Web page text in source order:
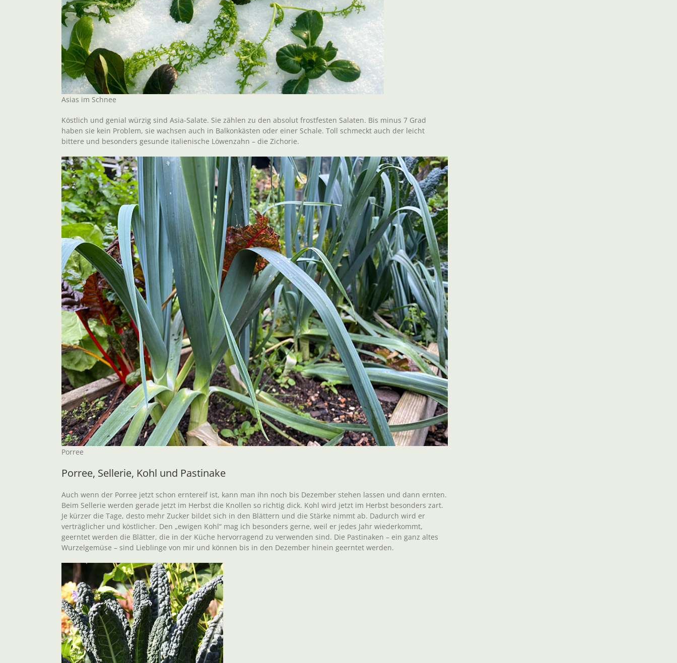
Asias im Schnee
Köstlich und genial würzig sind Asia-Salate. Sie zählen zu den absolut frostfesten Salaten. Bis minus 7 Grad
haben sie kein Problem, sie wachsen auch in Balkonkästen oder einer Schale. Toll schmeckt auch der leicht
bittere und besonders gesunde italienische Löwenzahn – die Zichorie.
Porree
Porree, Sellerie, Kohl und Pastinake
Auch wenn der Porree jetzt schon erntereif ist, kann man ihn noch bis Dezember stehen lassen und dann ernten.
Beim Sellerie werden gerade jetzt im Herbst die Knollen so richtig dick. Kohl wird jetzt im Herbst besonders zart.
Je kürzer die Tage, desto mehr Zucker bildet sich in den Blättern und die Stärke nimmt ab. Dadurch wird er
verträglicher und köstlicher. Den „ewigen Kohl“ mag ich besonders gerne, weil er jedes Jahr wiederkommt,
geerntet werden die Blätter, die in der Küche hervorragend zu verwenden sind. Die Pastinaken – ein ganz altes
Wurzelgemüse – sind Lieblinge von mir und können bis in den Dezember hinein geerntet werden.